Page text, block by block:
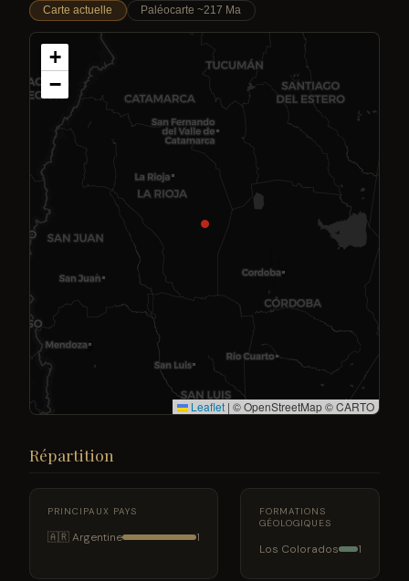
Carte actuelle Paléocarte ~217 Ma
+
−
Leaflet | © OpenStreetMap © CARTO
Répartition
PRINCIPAUX PAYS
🇦🇷 Argentine 1
FORMATIONS
GÉOLOGIQUES
Los Colorados 1